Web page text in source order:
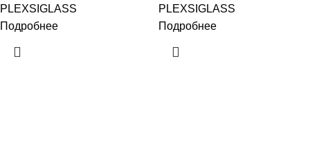
PLEXSIGLASS
Подробнее
PLEXSIGLASS
Подробнее